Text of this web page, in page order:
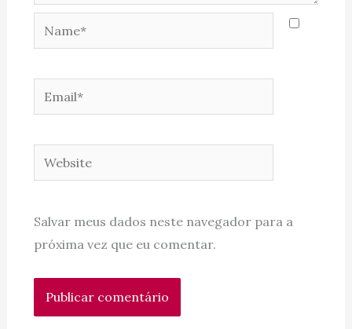
Website
Salvar meus dados neste navegador para a
próxima vez que eu comentar.